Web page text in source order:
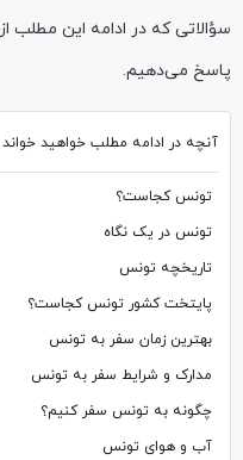
سؤالاتی که در ادامه این مطلب از
پاسخ می‌دهیم.
آنچه در ادامه مطلب خواهید خواند
تونس کجاست؟
تونس در یک نگاه
تاریخچه تونس
پایتخت کشور تونس کجاست؟
بهترین زمان سفر به تونس
مدارک و شرایط سفر به تونس
چگونه به تونس سفر کنیم؟
آب و هوای تونس